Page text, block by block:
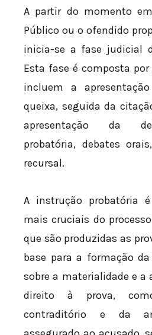
A partir do momento
Público ou o ofendido
inicia-se a fase judicial
Esta fase é composta
incluem a
queixa, seguida da
apresentação da
probatória, debates
recursal.
A instrução probatória
mais cruciais do
que são produzidas as
base para a formação
sobre a materialidade e a
direito à prova,
contraditório e da